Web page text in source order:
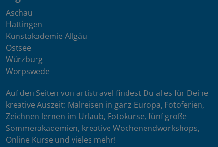
Aschau
Hattingen
Kunstakademie Allgäu
Ostsee
Würzburg
Worpswede
Auf den Seiten von artistravel findest Du alles für Deine
kreative Auszeit: Malreisen in ganz Europa, Fotoferien,
Zeichnen lernen im Urlaub, Fotokurse, fünf große
Sommerakademien, kreative Wochenendworkshops,
Online Kurse und vieles mehr!